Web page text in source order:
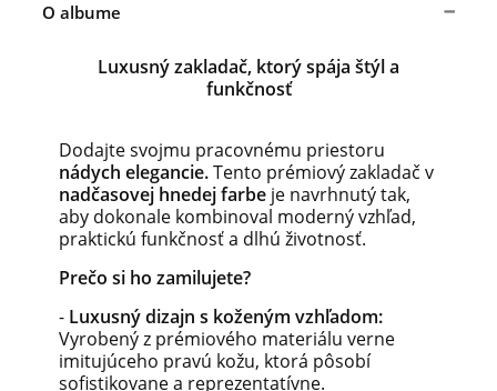
O albume
Luxusný zakladač, ktorý spája štýl a
funkčnosť
Dodajte svojmu pracovnému priestoru
nádych elegancie.Tento prémiový zakladač v
nadčasovej hnedej farbe je navrhnutý tak,
aby dokonale kombinoval moderný vzhľad,
praktickú funkčnosť a dlhú životnosť.
Prečo si ho zamilujete?
- Luxusný dizajn s koženým vzhľadom:
Vyrobený z prémiového materiálu verne
imitujúceho pravú kožu, ktorá pôsobí
sofistikovane a reprezentatívne.